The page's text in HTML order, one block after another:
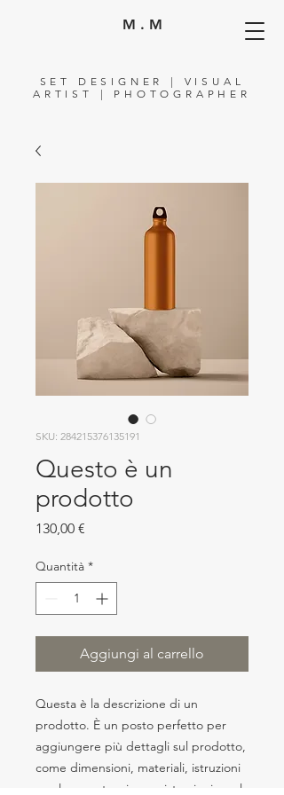
M . M
SET DESIGNER | VISUAL
ARTIST | PHOTOGRAPHER
SKU: 284215376135191
Questo è un
prodotto
130,00 €
Quantità *
Aggiungi al carrello
Questa è la descrizione di un
prodotto. È un posto perfetto per
aggiungere più dettagli sul prodotto,
come dimensioni, materiali, istruzioni
per la manutenzione e istruzioni per la